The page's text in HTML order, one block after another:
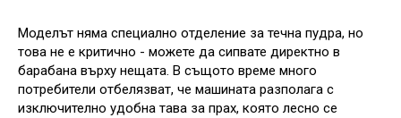
Моделът няма специално отделение за течна пудра, но
това не е критично - можете да сипвате директно в
барабана върху нещата. В същото време много
потребители отбелязват, че машината разполага с
изключително удобна тава за прах, която лесно се